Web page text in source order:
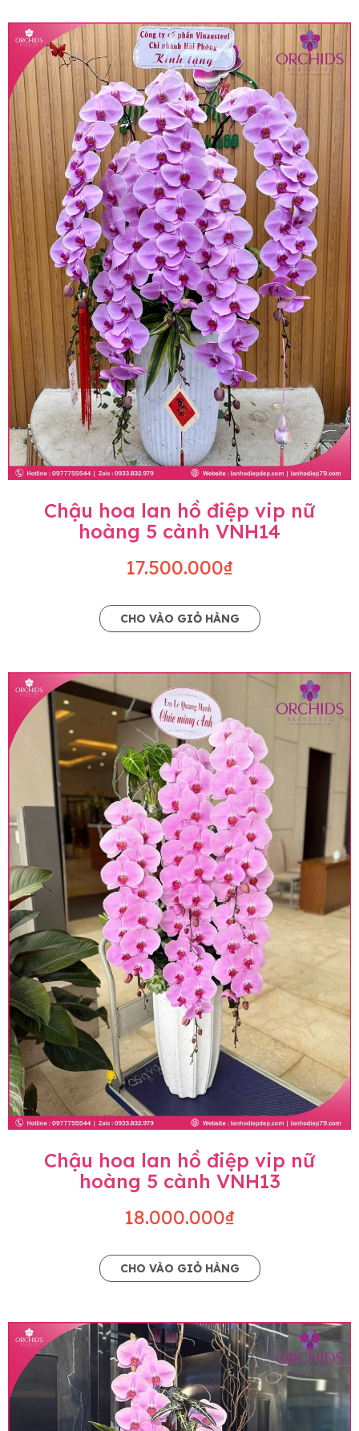
• Giá trên được miễn ship giao trong nội thành,
miễn phí in thiệp - banner theo yêu cầu khách
hàng.
• Beautiful Orchids liên kết với các cửa hàng
trên toàn quốc để phục vụ giao hoa tận nơi, mỗi
khu vực sẽ có mức giá khác nhau (tùy vào chi
phí mặt bằng, nguyên vật liệu,..) nên giá có thể sẽ
thay đổi so với giá niêm yết trên website. Khách
hàng ở Tỉnh thành khác vui lòng chủ động hỏi lại
giá trước khi đặt hàng, shop sẽ chủ động báo giá
chính xác khi có địa chỉ giao hàng cụ thể.
Chậu hoa lan hồ điệp vip nữ
hoàng 5 cành VNH14
17.500.000₫
CHO VÀO GIỎ HÀNG
Chậu hoa lan hồ điệp vip nữ
hoàng 5 cành VNH13
18.000.000₫
CHO VÀO GIỎ HÀNG